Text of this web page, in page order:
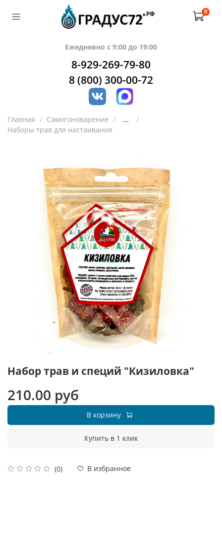
0
Ежедневно с 9:00 до 19:00
8-929-269-79-80
8 (800) 300-00-72
Главная Самогоноварение
...
Наборы трав для настаивания
Набор трав и специй "Кизиловка"
(0) В избранное
210.00 руб
В корзину
Купить в 1 клик